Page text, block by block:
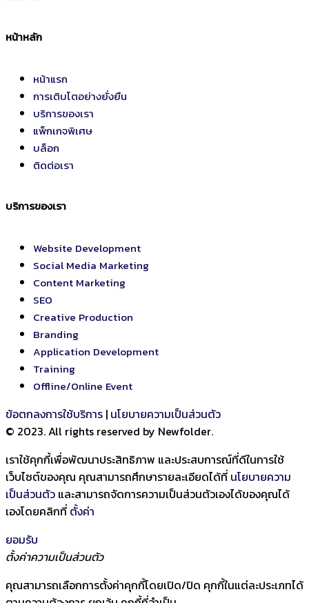
หน้าหลัก
หน้าแรก
การเติบโตอย่างยั่งยืน
บริการของเรา
แพ็กเกจพิเศษ
บล็อก
ติดต่อเรา
บริการของเรา
Website Development
Social Media Marketing
Content Marketing
SEO
Creative Production
Branding
Application Development
Training
Offline/Online Event
ข้อตกลงการใช้บริการ | นโยบายความเป็นส่วนตัว
© 2023. All rights reserved by Newfolder.
เราใช้คุกกี้เพื่อพัฒนาประสิทธิภาพ และประสบการณ์ที่ดีในการใช้
เว็บไซต์ของคุณ คุณสามารถศึกษารายละเอียดได้ที่ นโยบายความ
เป็นส่วนตัว และสามารถจัดการความเป็นส่วนตัวเองได้ของคุณได้
เองโดยคลิกที่ ตั้งค่า
ยอมรับ
ตั้งค่าความเป็นส่วนตัว
คุณสามารถเลือกการตั้งค่าคุกกี้โดยเปิด/ปิด คุกกี้ในแต่ละประเภทได้